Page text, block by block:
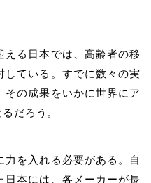
る日本では、高齢者の移
している。すでに数々の実
の成果をいかに世界にア
だろう。
力を入れる必要がある。自
日本には、各メーカーが長